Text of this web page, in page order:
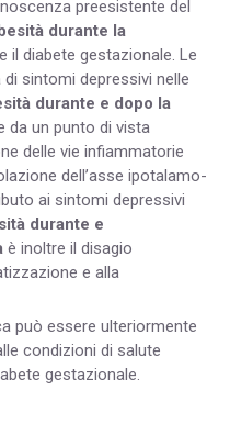
preesistente del
durante la
il diabete gestazionale. Le
sintomi depressivi nelle
durante e dopo la
da un punto di vista
delle vie infiammatorie
dell’asse ipotalamo-
ai sintomi depressivi
durante e
è inoltre il disagio
e alla
può essere ulteriormente
condizioni di salute
gestazionale.